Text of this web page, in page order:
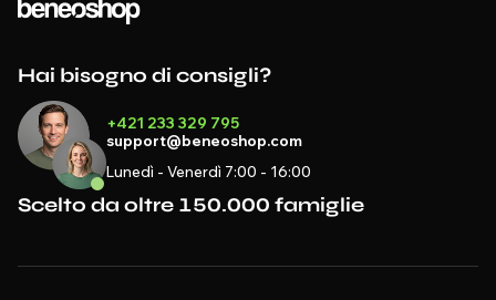
Hai bisogno di consigli?
+421 233 329 795
support@beneoshop.com
Lunedì - Venerdì 7:00 - 16:00
Scelto da oltre 150.000 famiglie